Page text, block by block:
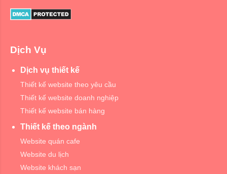
Dịch Vụ
Dịch vụ thiết kế
Thiết kế website theo yêu cầu
Thiết kế website doanh nghiệp
Thiết kế website bán hàng
Thiết kế theo ngành
Website quán cafe
Website du lịch
Website khách sạn